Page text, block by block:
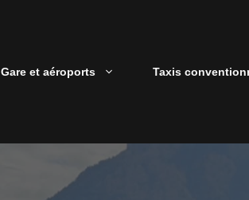
Gare et aéroports Taxis